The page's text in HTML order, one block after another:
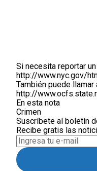
Si necesita reportar
http://www.nyc.gov/
También puede llamar
http://
En esta nota
Crimen
Suscríbete al boletín
Recibe gratis las